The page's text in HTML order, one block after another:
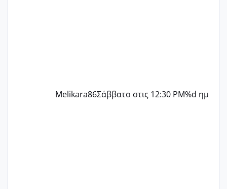
Melikara86Σάββατο στις 12:30 PM%d ημ